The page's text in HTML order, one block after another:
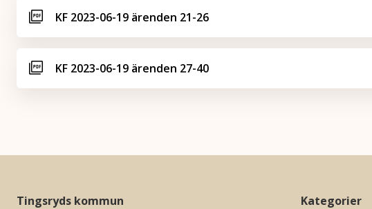
KF 2023-06-19 ärenden 21-26
KF 2023-06-19 ärenden 27-40
Tingsryds kommun
Kategorier